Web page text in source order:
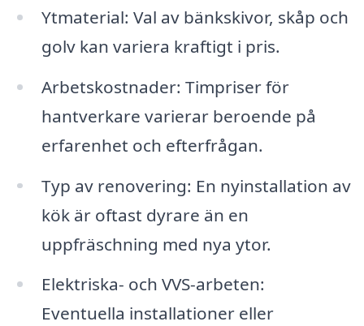
Ytmaterial: Val av bänkskivor, skåp och
golv kan variera kraftigt i pris.
Arbetskostnader: Timpriser för
hantverkare varierar beroende på
erfarenhet och efterfrågan.
Typ av renovering: En nyinstallation av
kök är oftast dyrare än en
uppfräschning med nya ytor.
Elektriska- och VVS-arbeten:
Eventuella installationer eller